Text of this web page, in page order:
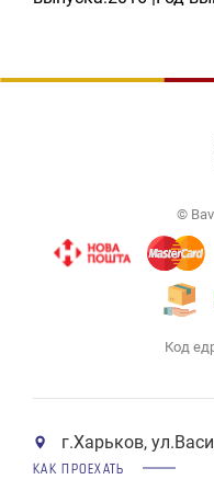
©
Код
г.Харьков,
КАК ПРОЕХАТЬ